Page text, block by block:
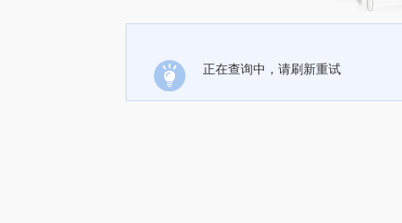
正在查询中，请刷新重试